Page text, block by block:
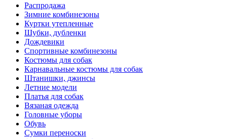
Распродажа
Зимние комбинезоны
Куртки утепленные
Шубки, дубленки
Дождевики
Спортивные комбинезоны
Костюмы для собак
Карнавальные костюмы для собак
Штанишки, джинсы
Летние модели
Платья для собак
Вязаная одежда
Головные уборы
Обувь
Сумки переноски